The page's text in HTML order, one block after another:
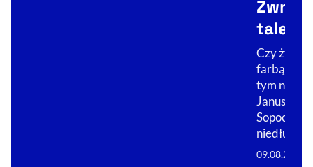
talent:
Czy
farbą?
tym na
Janusza
Sopocie.
niedługo…
09.08.2026